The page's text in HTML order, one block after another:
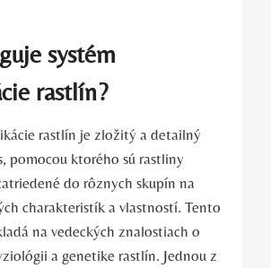
systém
rastlín?
rastlín je zložitý a detailný
pomocou ktorého sú rastliny
do rôznych skupín na
charakteristík a vlastností. Tento
na vedeckých znalostiach o
a genetike rastlín. Jednou z